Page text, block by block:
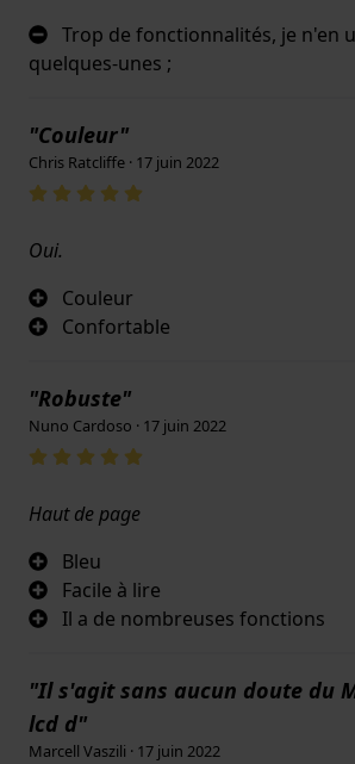
Trop de fonctionnalités, je n'en
quelques-unes ;
"Couleur"
Chris Ratcliffe · 17 juin 2022
Oui.
Couleur
Confortable
"Robuste"
Nuno Cardoso · 17 juin 2022
Haut de page
Bleu
Facile à lire
Il a de nombreuses fonctions
"Il s'agit sans aucun doute du
lcd d"
Marcell Vaszili · 17 juin 2022